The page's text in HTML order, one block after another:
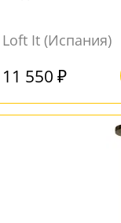
Loft It (Испания)
11 550 ₽